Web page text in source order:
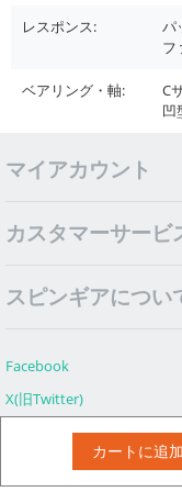
カートに追加
レスポンス:
パ
フ
ベアリング・軸:
C
凹
マイアカウント
カスタマーサービ
スピンギアについ
Facebook
X(旧Twitter)